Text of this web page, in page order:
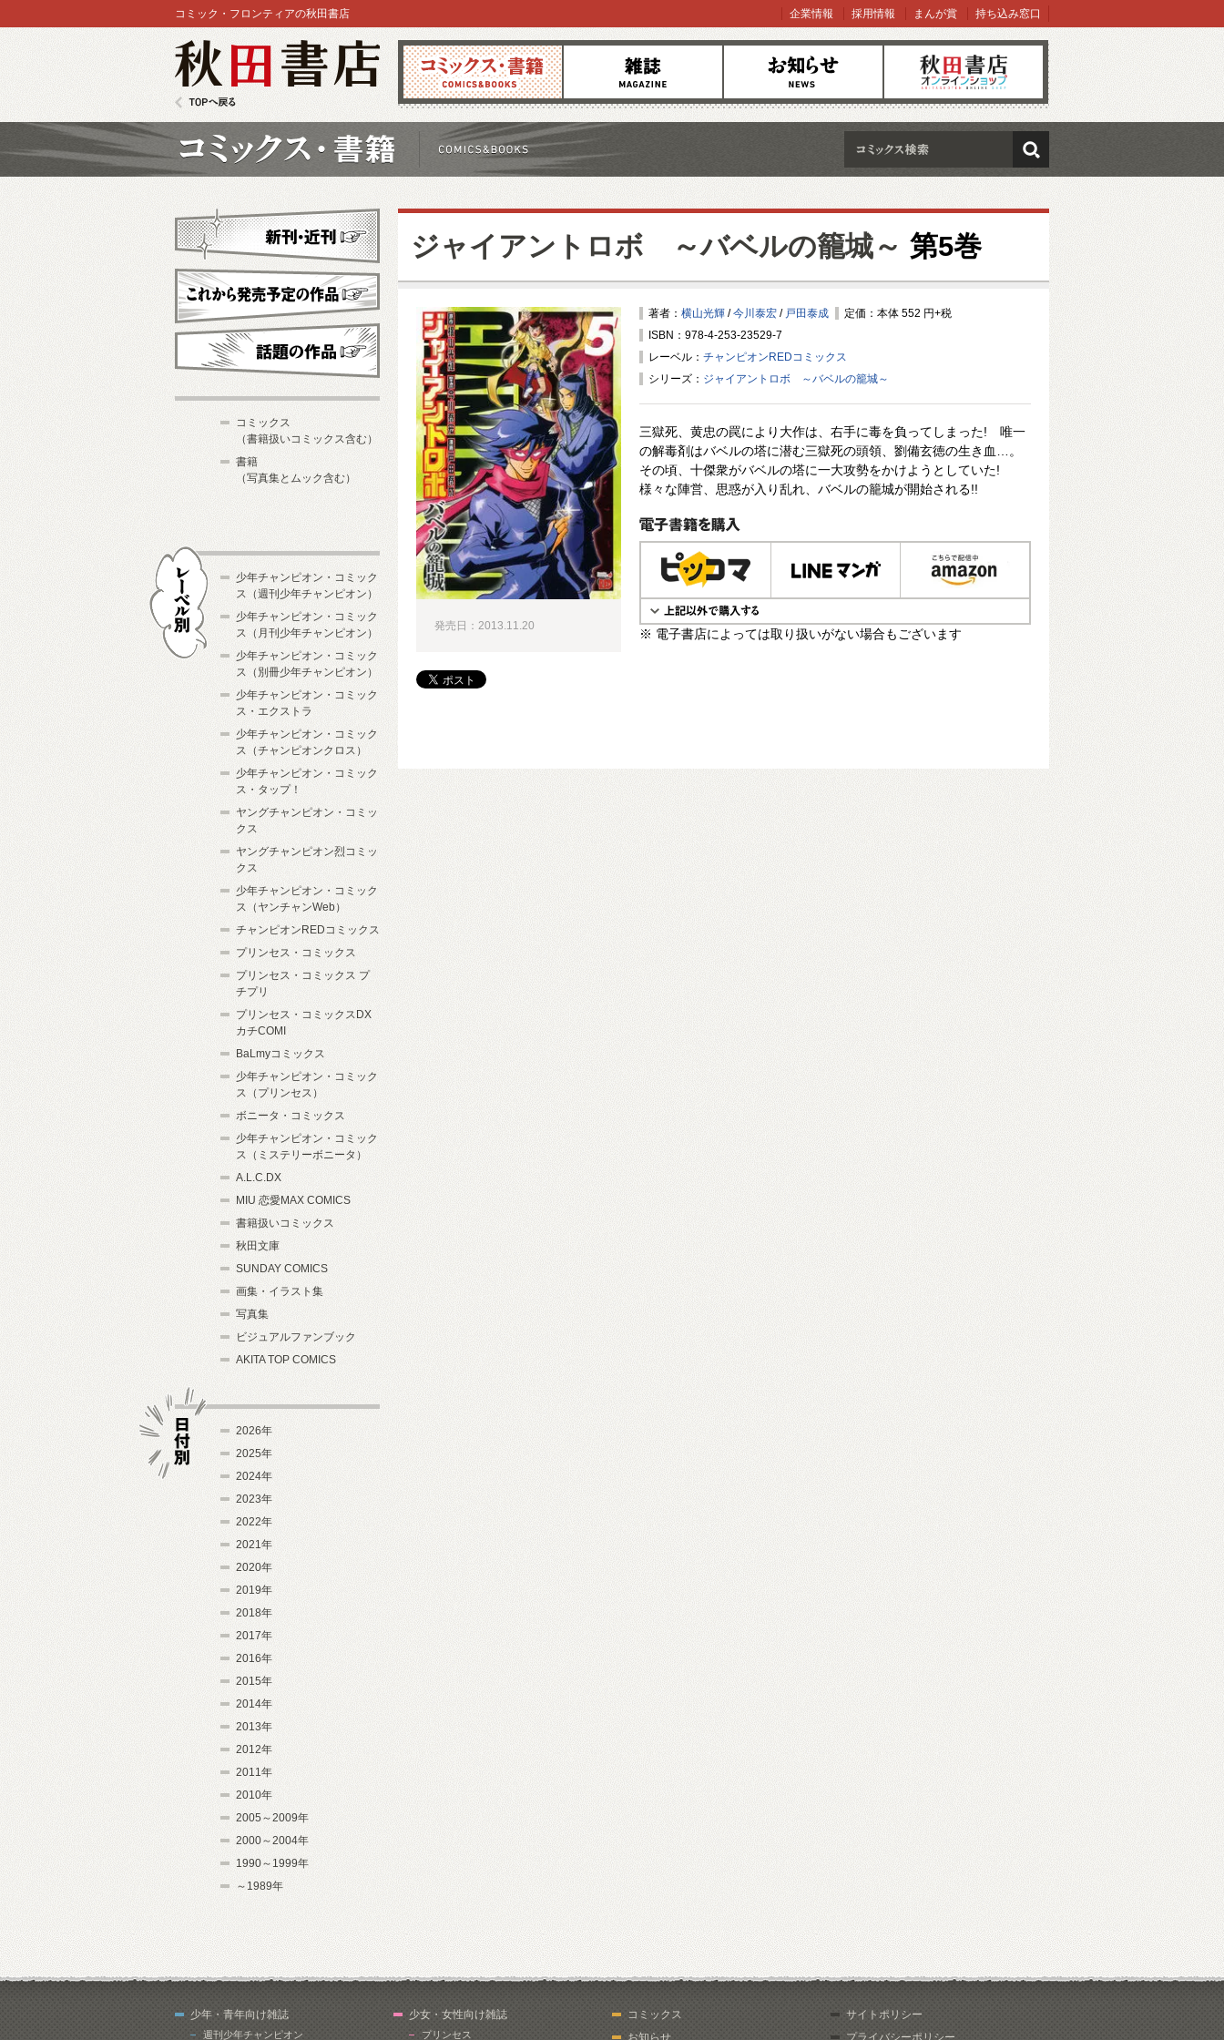
コミックス 雑誌 お知らせ オンラインショップ
コミック・フロンティアの秋田書店 企業情報 採用情報 まんが賞 持ち込み窓口
検索
ジャイアントロボ ～バベルの籠城～ 第5巻
著者： 横山光輝 /今川泰宏 / 戸田泰成
定価：本体 552 円+税
ISBN：978-4-253-23529-7
レーベル： チャンピオンREDコミックス
シリーズ： ジャイアントロボ ～バベルの籠城～
三獄死、黄忠の罠により大作は、右手に毒を負ってしまった! 唯一
の解毒剤はバベルの塔に潜む三獄死の頭領、劉備玄徳の生き血…。
その頃、十傑衆がバベルの塔に一大攻勢をかけようとしていた!
様々な陣営、思惑が入り乱れ、バベルの籠城が開始される!!
電子書籍で購入
※ 電子書店によっては取り扱いがない場合もございます
発売日：2013.11.20
新刊・近刊
これから発売予定
コミックス
（書籍扱いコミックス含む）
書籍
（写真集とムック含む）
少年チャンピオン・コミック
ス（週刊少年チャンピオン）
少年チャンピオン・コミック
ス（月刊少年チャンピオン）
少年チャンピオン・コミック
ス（別冊少年チャンピオン）
少年チャンピオン・コミック
ス・エクストラ
少年チャンピオン・コミック
ス（チャンピオンクロス）
少年チャンピオン・コミック
ス・タップ！
ヤングチャンピオン・コミッ
クス
ヤングチャンピオン烈コミッ
クス
少年チャンピオン・コミック
ス（ヤンチャンWeb）
チャンピオンREDコミックス
プリンセス・コミックス
プリンセス・コミックス プ
チプリ
プリンセス・コミックスDX
カチCOMI
BaLmyコミックス
少年チャンピオン・コミック
ス（プリンセス）
ボニータ・コミックス
少年チャンピオン・コミック
ス（ミステリーボニータ）
A.L.C.DX
MIU 恋愛MAX COMICS
書籍扱いコミックス
秋田文庫
SUNDAY COMICS
画集・イラスト集
写真集
ビジュアルファンブック
AKITA TOP COMICS
2026年
2025年
2024年
2023年
2022年
2021年
2020年
2019年
2018年
2017年
2016年
2015年
2014年
2013年
2012年
2011年
2010年
2005～2009年
2000～2004年
1990～1999年
～1989年
少年・青年向け雑誌
週刊少年チャンピオン
少女・女性向け雑誌
プリンセス
コミックス
お知らせ
サイトポリシー
プライバシーポリシー